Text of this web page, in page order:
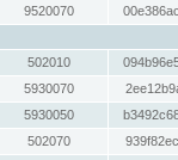
9520070
502010
5930070
5930050
502070